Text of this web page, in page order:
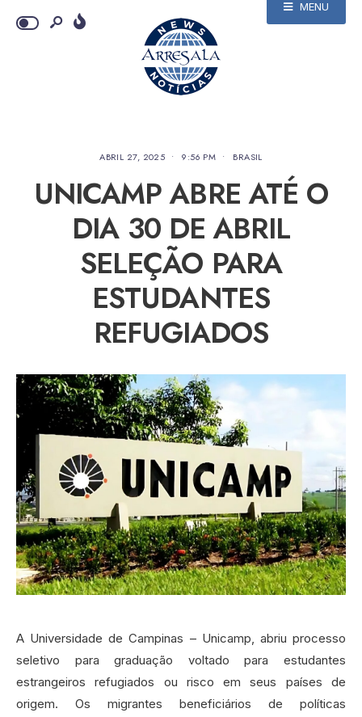
MENU
ABRIL 27, 2025 • 9:56 PM • BRASIL
UNICAMP ABRE ATÉ O
DIA 30 DE ABRIL
SELEÇÃO PARA
ESTUDANTES
REFUGIADOS
A Universidade de Campinas – Unicamp, abriu processo
seletivo para graduação voltado para estudantes
estrangeiros refugiados ou risco em seus países de
origem. Os migrantes beneficiários de políticas